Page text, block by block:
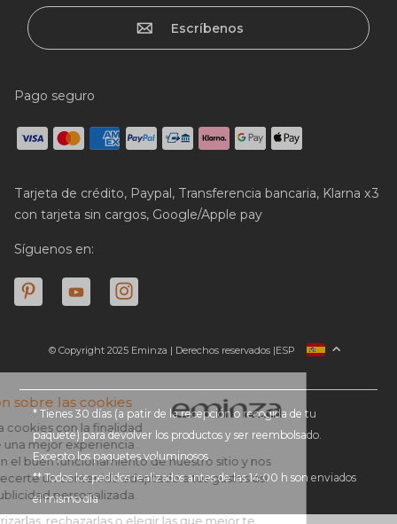
Escríbenos
Pago seguro
Tarjeta de crédito, Paypal, Transferencia bancaria, Klarna x3
con tarjeta sin cargos, Google/Apple pay
Síguenos en:
© Copyright 2025 Eminza | Derechos reservados |
FRANCIA
ALEMANIA
PAÍSES BAJOS
SUIZA
ESP
* Tienes 30 días (a patir de la recepción o recogida de tu
paquete) para devolver los productos y ser reembolsado.
Excepto los paquetes voluminosos
** Todos los pedidos realizados antes de las 14:00 h son enviados
el mismo día